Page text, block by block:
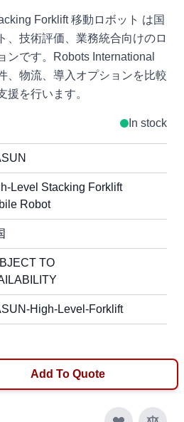
Forklift 移動ロボット は国
、技術評価、業務統合向けのロ
ンです。Robots International
、物流、導入オプションを比較
援を行います。
In stock
Level Stacking Forklift
Robot
TO
High-Level-Forklift
Add To Quote